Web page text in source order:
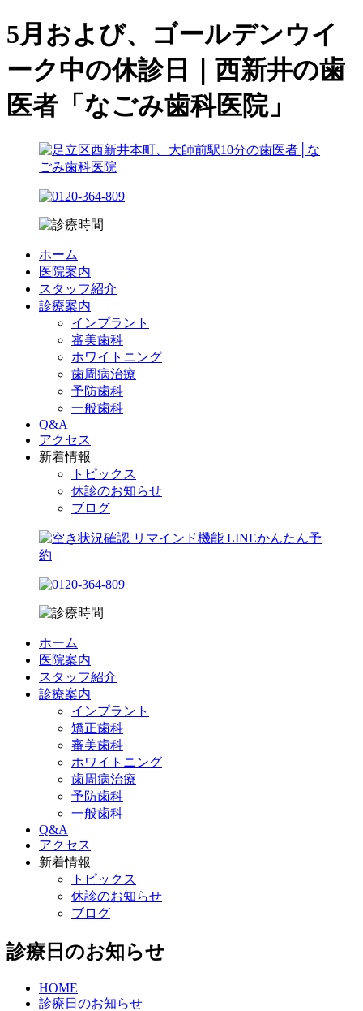
5月および、ゴールデンウイ
ーク中の休診日｜西新井の歯
医者「なごみ歯科医院」
ホーム
医院案内
スタッフ紹介
診療案内
インプラント
審美歯科
ホワイトニング
歯周病治療
予防歯科
一般歯科
Q&A
アクセス
新着情報
トピックス
休診のお知らせ
ブログ
ホーム
医院案内
スタッフ紹介
診療案内
インプラント
矯正歯科
審美歯科
ホワイトニング
歯周病治療
予防歯科
一般歯科
Q&A
アクセス
新着情報
トピックス
休診のお知らせ
ブログ
診療日のお知らせ
HOME
診療日のお知らせ